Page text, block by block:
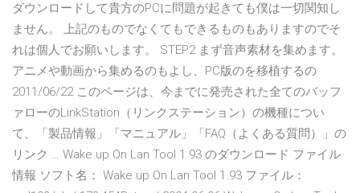
ダウンロードして貴方のPCに問題が起きても僕は一切関知し
ません。 上記のものでなくてもできるものもありますのでそ
れは個人でお願いします。 STEP2 まず音声素材を集めます。
アニメや動画から集めるのもよし、PC版のを移植するの
2011/06/22 このページは、今までに発売された全てのバッフ
ァローのLinkStation（リンクステーション）の機種につい
て、「製品情報」「マニュアル」「FAQ（よくある質問）」の
リンク … Wake up On Lan Tool 1.93 のダウンロード ファイル
情報 ソフト名： Wake up On Lan Tool 1.93 ファイル：